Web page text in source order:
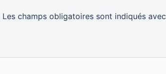
Les champs obligatoires sont indiqués avec